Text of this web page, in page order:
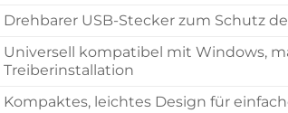
Drehbarer USB-Stecker zum Schutz
Universell kompatibel mit Windows,
Treiberinstallation
Kompaktes, leichtes Design für